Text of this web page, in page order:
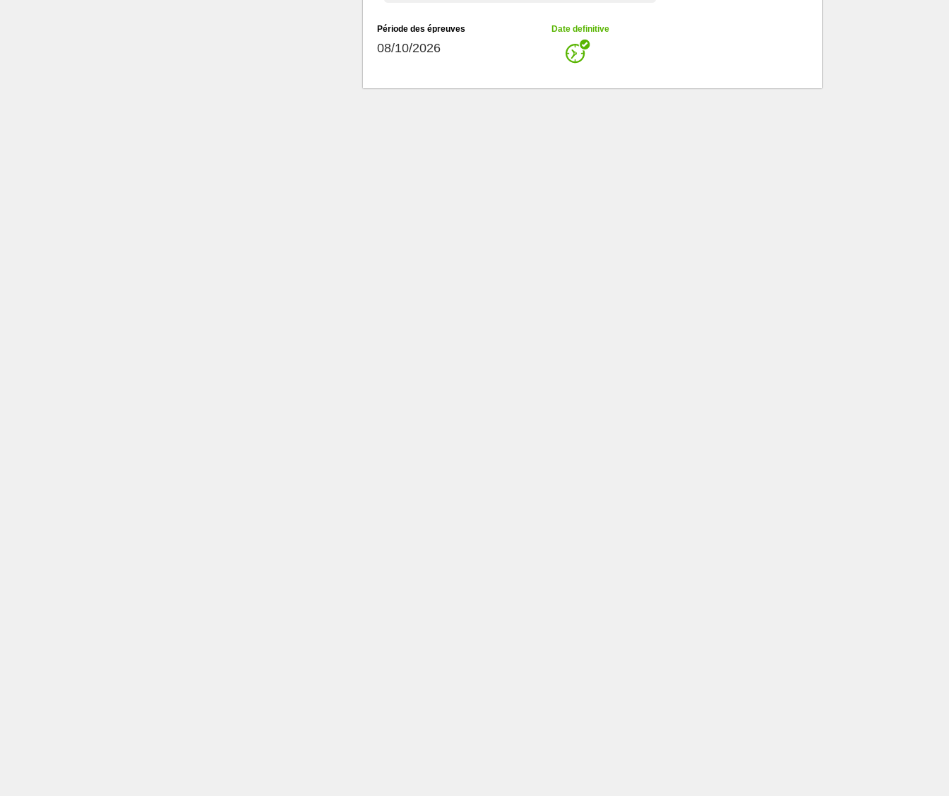
Période des épreuves
08/10/2026
Date definitive